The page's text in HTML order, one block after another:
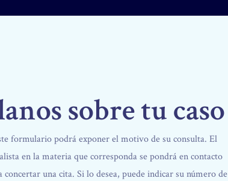
sobre tu caso
formulario podrá exponer el motivo de su consulta. El
en la materia que corresponda se pondrá en contacto
concertar una cita. Si lo desea, puede indicar su número de